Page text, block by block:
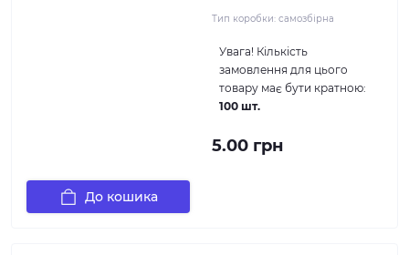
Тип коробки: самозбірна
Увага! Кількість
замовлення для цього
товару має бути кратною:
100 шт.
5.00 грн
До кошика